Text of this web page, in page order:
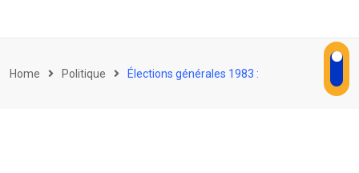
Home Politique Élections générales 1983 :